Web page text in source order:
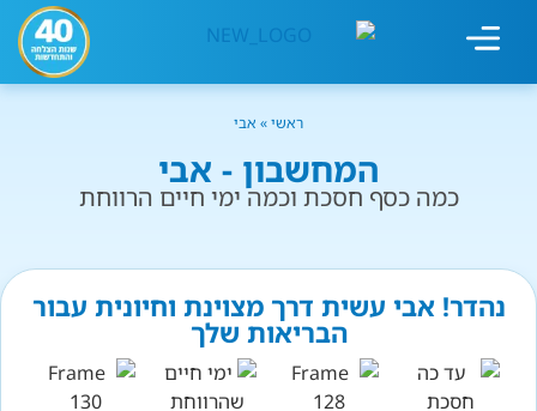
ראשי» אבי
המחשבון - אבי
כמה כסף חסכת וכמה ימי חיים הרווחת
נהדר! אבי עשית דרך מצוינת וחיונית עבור
הבריאות שלך